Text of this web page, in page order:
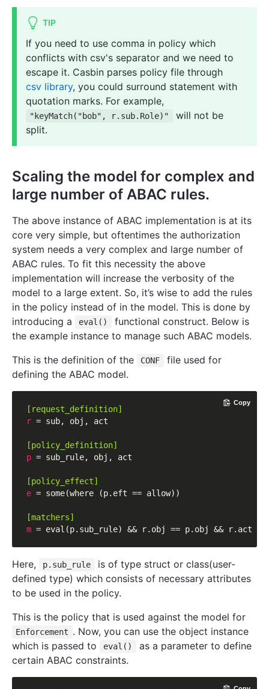
TIP
If you need to use comma in policy which
conflicts with csv's separator and we need to
escape it. Casbin parses policy file through
csv library, you could surround statement with
quotation marks. For example,
"keyMatch("bob", r.sub.Role)"
will not be
split.
Scaling the model for complex and
large number of ABAC rules.
The above instance of ABAC implementation is at its
core very simple, but oftentimes the authorization
system needs a very complex and large number of
ABAC rules. To fit this necessity the above
implementation will increase the verbosity of the
model to a large extent. So, it’s wise to add the rules
in the policy instead of in the model. This is done by
introducing a
eval()
functional construct. Below is
the example instance to manage such ABAC models.
This is the definition of the
CONF
file used for
defining the ABAC model.
[request_definition]
r = sub, obj, act
[policy_definition]
p = sub_rule, obj, act
[policy_effect]
e = some(where (p.eft == allow))
[matchers]
m
Copy
Here, p.sub_rule
is of type struct or class(user-
defined type) which consists of necessary attributes
to be used in the policy.
This is the policy that is used against the model for
Enforcement . Now, you can use the object instance
which is passed to
eval()
as a parameter to define
certain ABAC constraints.